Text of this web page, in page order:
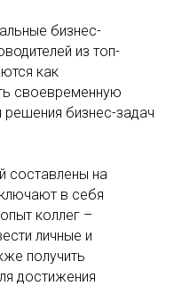
бизнес-
из топ-
как
своевременную
бизнес-задач
составлены на
в себя
коллег –
личные и
получить
достижения